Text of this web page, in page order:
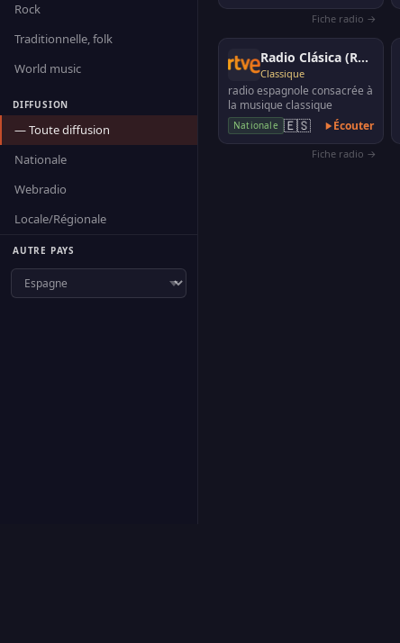
Rock
Traditionnelle, folk
World music
DIFFUSION
— Toute diffusion
Nationale
Webradio
Locale/Régionale
AUTRE PAYS
Fiche radio →
Radio Clásica (RNE)
Classique
radio espagnole consacrée à
la musique classique
Nationale 🇪🇸 Écouter
Fiche radio →